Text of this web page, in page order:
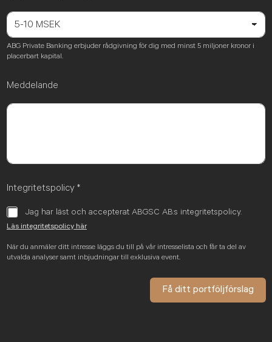
ABG Private Banking erbjuder rådgivning för dig med minst 5 miljoner kronor i
placerbart kapital.
Meddelande
Integritetspolicy *
Jag har läst och accepterat ABGSC AB:s integritetspolicy.
Läs integritetspolicy här
När du anmäler ditt intresse läggs du till på vår intresselista och får ta del av
utvalda analyser samt inbjudningar till exklusiva event.
Få ditt portföljförslag